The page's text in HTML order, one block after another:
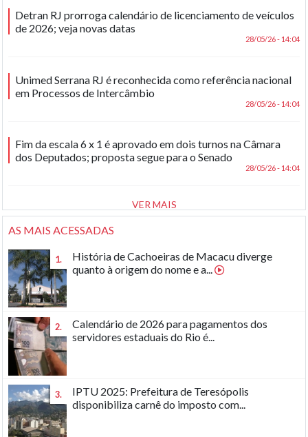
Detran RJ prorroga calendário de licenciamento de veículos
de 2026; veja novas datas
28/05/26 - 14:04
Unimed Serrana RJ é reconhecida como referência nacional
em Processos de Intercâmbio
28/05/26 - 14:04
Fim da escala 6 x 1 é aprovado em dois turnos na Câmara
dos Deputados; proposta segue para o Senado
28/05/26 - 14:04
VER MAIS
AS MAIS ACESSADAS
1.
História de Cachoeiras de Macacu diverge
quanto à origem do nome e a...
2.
Calendário de 2026 para pagamentos dos
servidores estaduais do Rio é...
3.
IPTU 2025: Prefeitura de Teresópolis
disponibiliza carnê do imposto com...